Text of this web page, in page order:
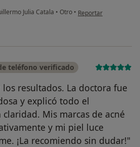
Julia Catala • Otro • en opinión del
Reportar
teléfono verificado
resultados. La doctora fue
y explicó todo el
Mis marcas de acné
y mi piel luce
¡La recomiendo sin dudar!"
has usado una app
IA para hablar
emocional o